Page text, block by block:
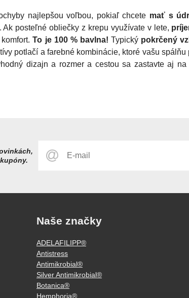
najlepšou voľbou, pokiaľ chcete mať s
posteľné obliečky z krepu využívate v lete,
komfort.To je 100 % bavlna! Typický pokrčený
potlačí a farebné kombinácie, ktoré vašu
dizajn a rozmer a cestou sa zastavte aj
Naše značky
ADELAFILIPP®
Antistress
Antimikrobial®
Silver Antimikrobial®
Botanica®
Hemphoria®